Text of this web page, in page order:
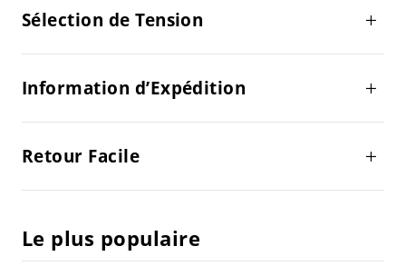
Sélection de Tension
Information d’Expédition
Retour Facile
Le plus populaire